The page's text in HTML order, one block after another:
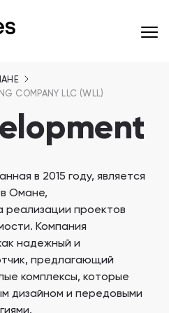
ОМАНЕ
Hay Al Wafa
ОМАНЕ
Majid Al Futtaim
COMPANY LLC (WLL)
в 2015 году, является
Омане,
проектов
Компания
надежный и
предлагающий
комплексы, которые
дизайном и передовыми